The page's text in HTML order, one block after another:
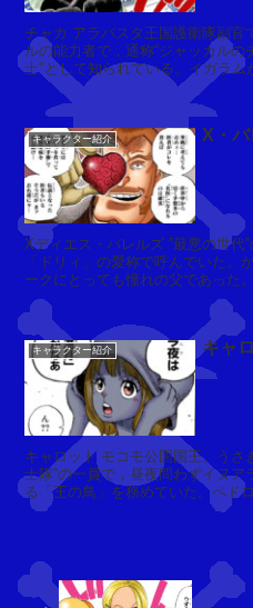
ル
デ
ィ
ー
ノ
(
r.
3)
ー
ジ
ジ
ク
ロ
ス
ギ
ル
ド
ま
と
メ
ン
・
チャカ アラバスタ王国護衛隊副官で，イヌイヌの実 モデル ジャッカ
ルの能力者で，通称“ジャッカルの
士"として知られている。イガラ
いた際には...
キャラクター紹介 X・
Xディエス・バレルズ ”最悪の世代”の海賊X・ドレークの父親で，
「ドリィ」の愛称で呼んでいた。
ークにとっても憧れの父であった
堕ち，バレルズ海賊団を結成。...
キャラクター紹介 キャ
キャロット モコモ公国国王。うさぎのミンクの戦闘民族。以前は”銃
士隊”の一員で，昼夜問わずイヌ
る「王の鳥」を務めていた。ペド
らなる力を呼び起こす”月の獅...